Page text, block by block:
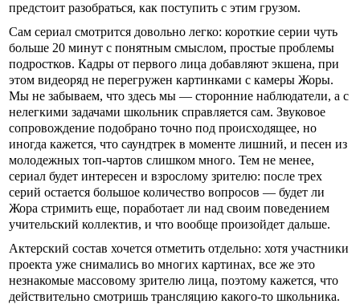
предстоит разобраться, как поступить с этим грузом.
Сам сериал смотрится довольно легко: короткие серии чуть
больше 20 минут с понятным смыслом, простые проблемы
подростков. Кадры от первого лица добавляют экшена, при
этом видеоряд не перегружен картинками с камеры Жоры.
Мы не забываем, что здесь мы — сторонние наблюдатели, а с
нелегкими задачами школьник справляется сам. Звуковое
сопровождение подобрано точно под происходящее, но
иногда кажется, что саундтрек в моменте лишний, и песен из
молодежных топ-чартов слишком много. Тем не менее,
сериал будет интересен и взрослому зрителю: после трех
серий остается большое количество вопросов — будет ли
Жора стримить еще, поработает ли над своим поведением
учительский коллектив, и что вообще произойдет дальше.
Актерский состав хочется отметить отдельно: хотя участники
проекта уже снимались во многих картинах, все же это
незнакомые массовому зрителю лица, поэтому кажется, что
действительно смотришь трансляцию какого-то школьника.